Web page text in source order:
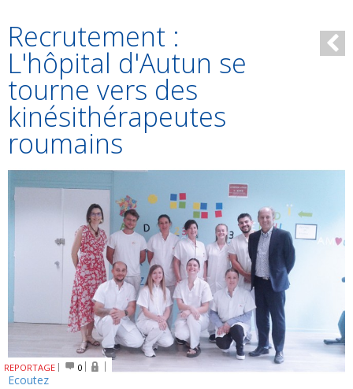
Recrutement :
L'hôpital d'Autun se
tourne vers des
kinésithérapeutes
roumains
REPORTAGE 0
Ecoutez